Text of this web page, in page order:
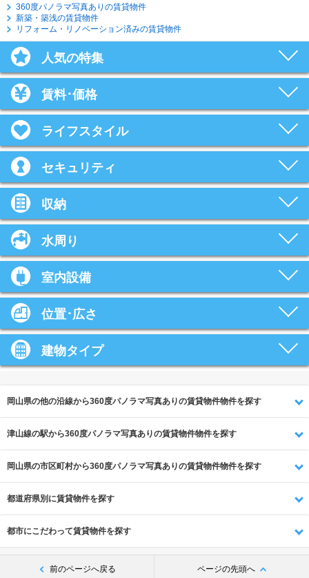
360度パノラマ写真ありの賃貸物件
新築・築浅の賃貸物件
リフォーム・リノベーション済みの賃貸物件
人気の特集
賃料･価格
ライフスタイル
セキュリティ
収納
水周り
室内設備
位置･広さ
建物タイプ
岡山県の他の沿線から360度パノラマ写真ありの賃貸物件物件を探す
津山線の駅から360度パノラマ写真ありの賃貸物件物件を探す
岡山県の市区町村から360度パノラマ写真ありの賃貸物件物件を探す
都道府県別に賃貸物件を探す
都市にこだわって賃貸物件を探す
前のページへ戻る ページの先頭へ